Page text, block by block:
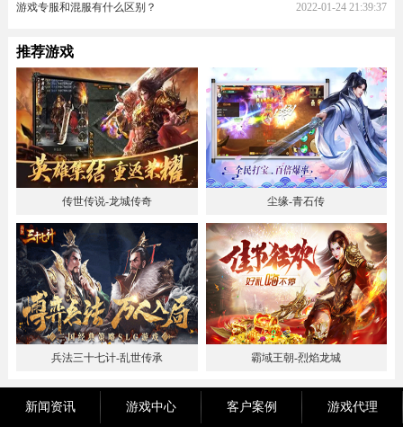
游戏专服和混服有什么区别？ 2022-01-24 21:39:37
推荐游戏
传世传说-龙城传奇 尘缘-青石传
兵法三十七计-乱世传承 霸域王朝-烈焰龙城
新闻资讯 游戏中心 客户案例 游戏代理